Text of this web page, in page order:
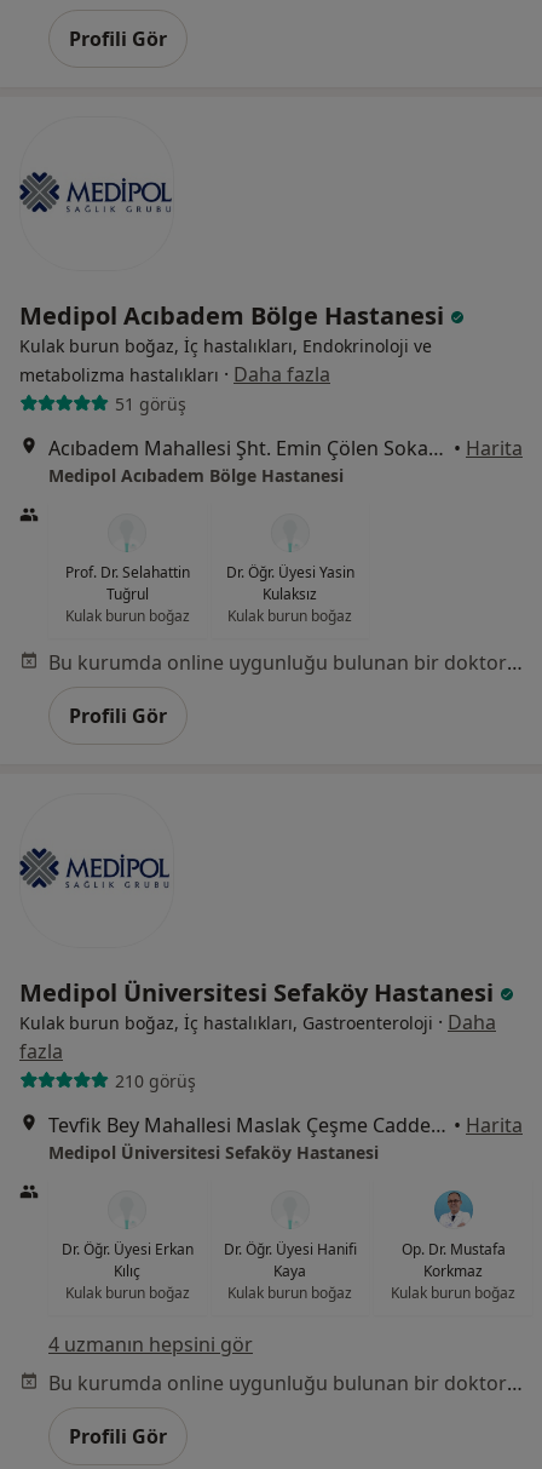
Profili Gör
Medipol Acıbadem Bölge Hastanesi
Kulak burun boğaz, İç hastalıkları, Endokrinoloji ve
metabolizma hastalıkları · Daha fazla
51 görüş
Acıbadem Mahallesi Şht. Emin Çölen Sokağı No:4, Kadıköy • Harita
Medipol Acıbadem Bölge Hastanesi
Prof. Dr. Selahattin
Tuğrul
Kulak burun boğaz
Dr. Öğr. Üyesi Yasin
Kulaksız
Kulak burun boğaz
Bu kurumda online uygunluğu bulunan bir doktor veya uzman bulunamadı
Profili Gör
Medipol Üniversitesi Sefaköy Hastanesi
Kulak burun boğaz, İç hastalıkları, Gastroenteroloji · Daha
fazla
210 görüş
Tevfik Bey Mahallesi Maslak Çeşme Caddesi No:30, Küçükçekmece • Harita
Medipol Üniversitesi Sefaköy Hastanesi
Dr. Öğr. Üyesi Erkan
Kılıç
Kulak burun boğaz
Dr. Öğr. Üyesi Hanifi
Kaya
Kulak burun boğaz
Op. Dr. Mustafa
Korkmaz
Kulak burun boğaz
4 uzmanın hepsini gör
Bu kurumda online uygunluğu bulunan bir doktor veya uzman bulunamadı
Profili Gör